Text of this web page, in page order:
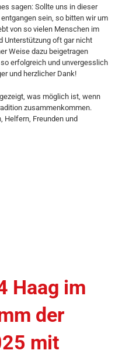
sagen: Sollte uns in dieser
sein, so bitten wir um
von so vielen Menschen im
Unterstützung oft gar nicht
Weise dazu beigetragen
erfolgreich und unvergesslich
und herzlicher Dank!
was möglich ist, wenn
zusammenkommen.
Helfern, Freunden und
Haag im
der
mit